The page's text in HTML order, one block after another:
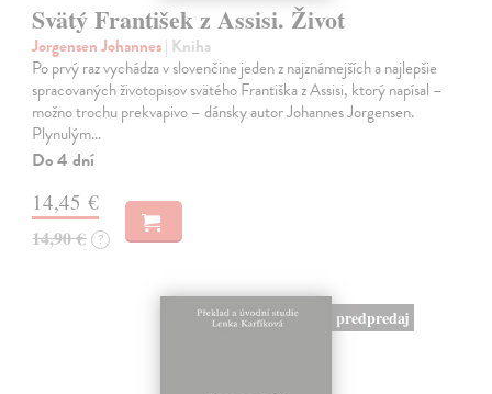
Svätý František z Assisi. Život
Jorgensen Johannes| Kniha
Po prvý raz vychádza v slovenčine jeden z najznámejších a najlepšie
spracovaných životopisov svätého Františka z Assisi, ktorý napísal –
možno trochu prekvapivo – dánsky autor Johannes Jorgensen.
Plynulým…
Do 4 dní
14,45 €
14,90 € ?
predpredaj